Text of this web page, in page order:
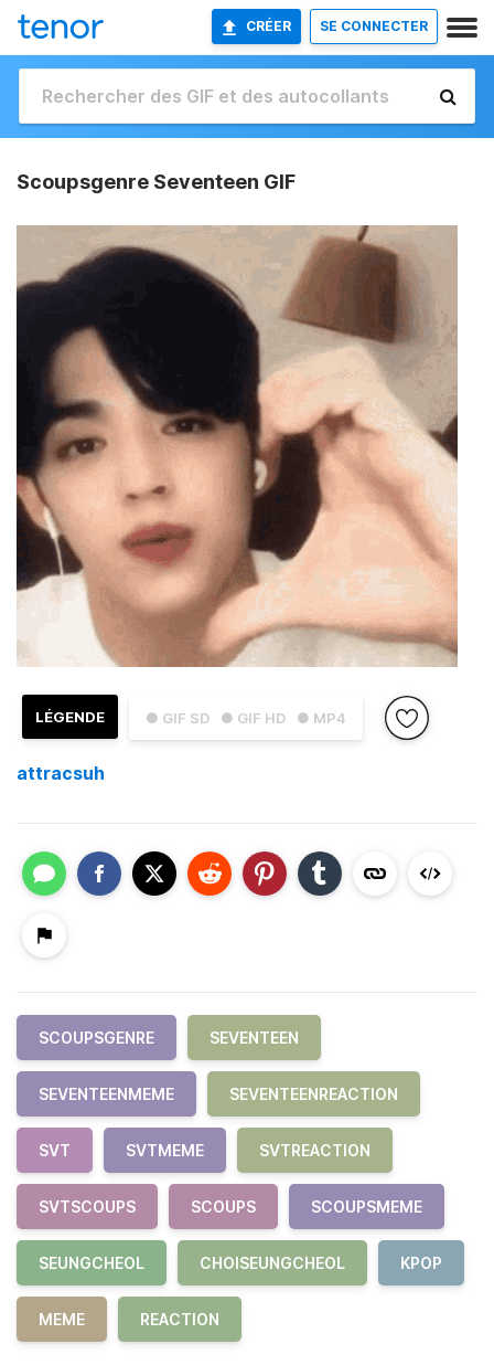
CRÉER SE CONNECTER
Scoupsgenre Seventeen GIF
● GIF SD ● GIF HD ● MP4
LÉGENDE
attracsuh
SCOUPSGENRE SEVENTEEN
SEVENTEENMEME SEVENTEENREACTION
SVT SVTMEME SVTREACTION
SVTSCOUPS SCOUPS SCOUPSMEME
SEUNGCHEOL CHOISEUNGCHEOL KPOP
MEME REACTION